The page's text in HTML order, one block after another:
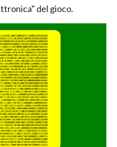
del gioco.